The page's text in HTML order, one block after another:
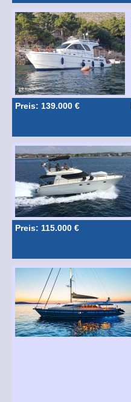
Preis: 139.000 €
Preis: 115.000 €